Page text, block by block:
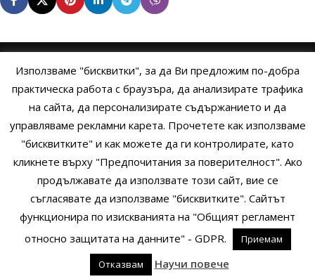
ОБЩИ УСЛОВИЯ УСЛОВИЯ И ПРАВИЛА
ПОЛИТИКА НА БИСКВИТКИТЕПОЛИТИКА ЗА ПОВЕРИТЕЛНОСТ
Copyright © 2014 - 2024 Zigifly.com — Developed by We Work With
You
Използваме "бисквитки", за да Ви предложим по-добра
практическа работа с браузъра, да анализирате трафика
на сайта, да персонализирате съдържанието и да
управляваме рекламни карета. Прочетете как използваме
"бисквитките" и как можете да ги контролирате, като
кликнете върху "Предпочитания за поверителност". Ако
продължавате да използвате този сайт, вие се
съгласявате да използваме "бисквитките". Сайтът
функционира по изискванията на "Общият регламент
относно защитата на данните" - GDPR.
Приемам
Отказвам
Научи повече